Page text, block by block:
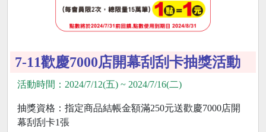
7-11歡慶7000店開幕刮刮卡抽獎活動
活動時間：2024/7/12(五) ~ 2024/7/16(二)
抽獎資格：指定商品結帳金額滿250元送歡慶7000店開
幕刮刮卡1張